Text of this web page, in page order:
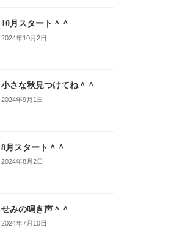
10月スタート＾＾
2024年10月2日
小さな秋見つけてね＾＾
2024年9月1日
8月スタート＾＾
2024年8月2日
せみの鳴き声＾＾
2024年7月10日